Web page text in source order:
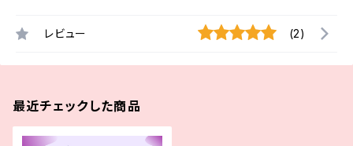
レビュー (2)
最近チェックした商品